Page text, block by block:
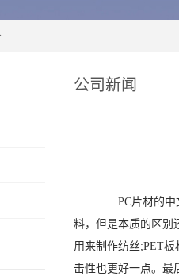
公司新闻
PC片材的中文
料，但是本质的区别
用来制作纺丝;PET
击性也更好一点。最